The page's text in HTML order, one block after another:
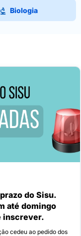
Biologia
do Sisu.
até domingo
inscrever.
cedeu ao pedido dos